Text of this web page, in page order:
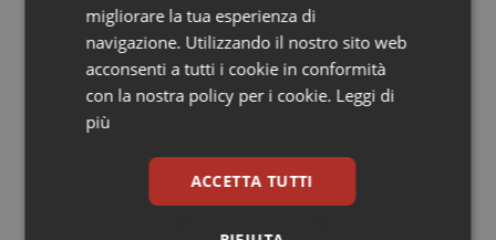
Salute orale & impianti
Sangue & coagulazione
Tiroide
Tumore al seno
Settimana della Scienza dello
Spallanzani: capire la ricerca per
comprendere il presente
Regione Lombardia scrive al ministro
Schillaci: “Gli attuali indicatori non
fotografano la qualità reale del Ssn”
migliorare la tua esperienza di
navigazione. Utilizzando il nostro sito web
acconsenti a tutti i cookie in conformità
con la nostra policy per i cookie. Leggi di
più
ACCETTA TUTTI